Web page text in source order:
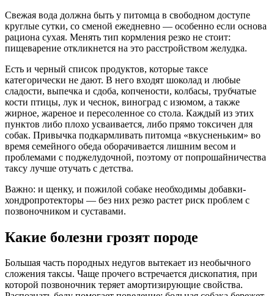
Свежая вода должна быть у питомца в свободном доступе
круглые сутки, со сменой ежедневно — особенно если основа
рациона сухая. Менять тип кормления резко не стоит:
пищеварение откликнется на это расстройством желудка.
Есть и черный список продуктов, которые таксе
категорически не дают. В него входят шоколад и любые
сладости, выпечка и сдоба, копчености, колбасы, трубчатые
кости птицы, лук и чеснок, виноград с изюмом, а также
жирное, жареное и пересоленное со стола. Каждый из этих
пунктов либо плохо усваивается, либо прямо токсичен для
собак. Привычка подкармливать питомца «вкусненьким» во
время семейного обеда оборачивается лишним весом и
проблемами с поджелудочной, поэтому от попрошайничества
таксу лучше отучать с детства.
Важно: и щенку, и пожилой собаке необходимы добавки-
хондропротекторы — без них резко растет риск проблем с
позвоночником и суставами.
Какие болезни грозят породе
Большая часть породных недугов вытекает из необычного
сложения таксы. Чаще прочего встречается дископатия, при
которой позвоночник теряет амортизирующие свойства.